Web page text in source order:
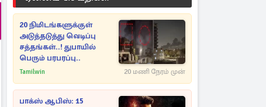
20 நிமிடங்களுக்குள்
அடுத்தடுத்து வெடிப்பு
சத்தங்கள்..! துபாயில்
பெரும் பரபரப்பு..
Tamilwin 20 மணி நேரம் முன்
பாக்ஸ் ஆபிஸ்: 15